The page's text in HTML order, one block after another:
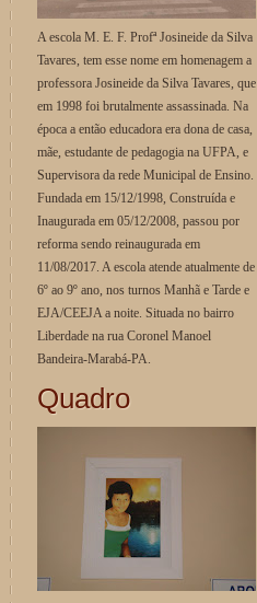
A escola M. E. F. Profª Josineide da Silva
Tavares, tem esse nome em homenagem a
professora Josineide da Silva Tavares, que
em 1998 foi brutalmente assassinada. Na
época a então educadora era dona de casa,
mãe, estudante de pedagogia na UFPA, e
Supervisora da rede Municipal de Ensino.
Fundada em 15/12/1998, Construída e
Inaugurada em 05/12/2008, passou por
reforma sendo reinaugurada em
11/08/2017. A escola atende atualmente de
6º ao 9º ano, nos turnos Manhã e Tarde e
EJA/CEEJA a noite. Situada no bairro
Liberdade na rua Coronel Manoel
Bandeira-Marabá-PA.
Quadro